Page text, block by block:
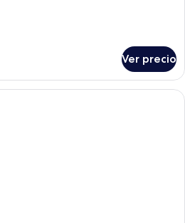
Ver precio